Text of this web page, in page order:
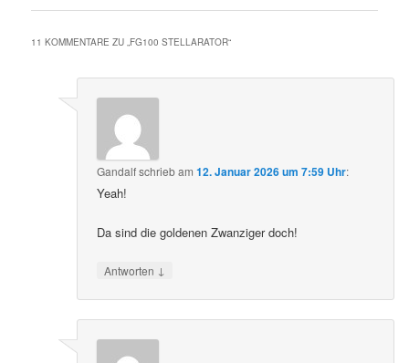
11 KOMMENTARE ZU „FG100 STELLARATOR“
Gandalfschriebam12. Januar 2026 um 7:59 Uhr:
Yeah!
Da sind die goldenen Zwanziger doch!
Antworten ↓